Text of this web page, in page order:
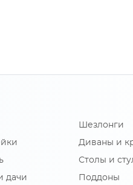
дачи
Шезлонги
Диваны и
Столы и
Поддоны